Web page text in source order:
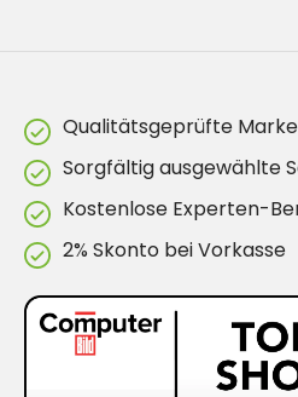
Qualitätsgeprüfte
Sorgfältig ausgewählte
Kostenlose Experten-
2% Skonto bei Vorkasse